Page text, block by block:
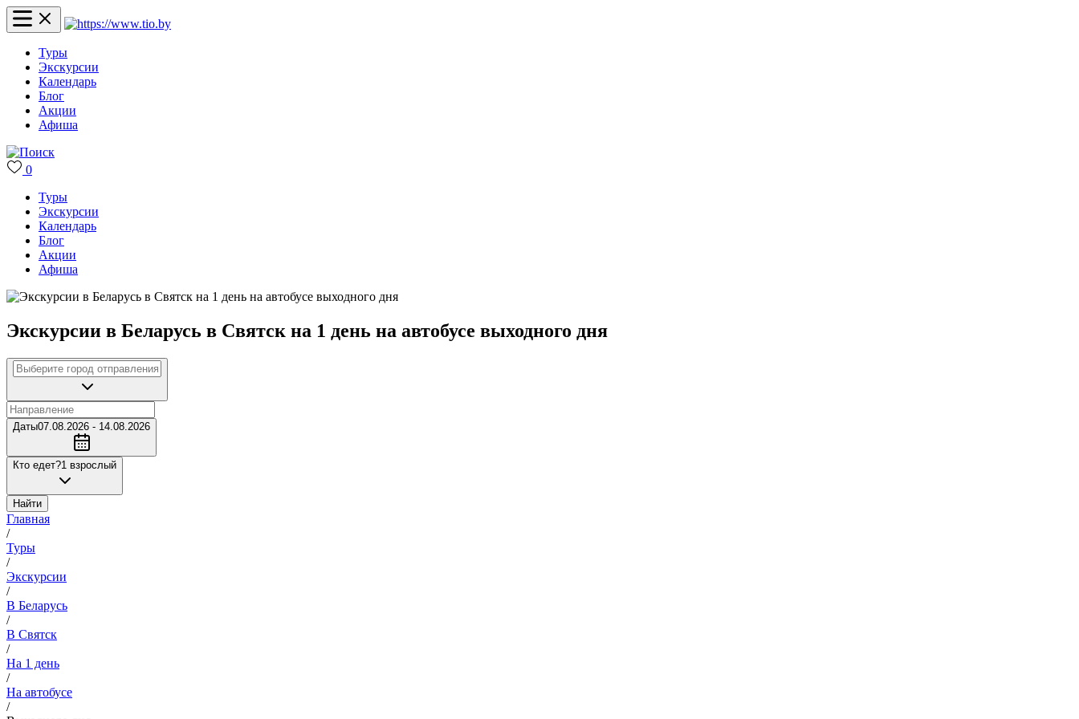
Туры
Экскурсии
Календарь
Блог
Акции
Афиша
0
Туры
Экскурсии
Календарь
Блог
Акции
Афиша
Экскурсии в Беларусь в Святск на 1 день на автобусе выходного дня
Даты07.08.2026 - 14.08.2026
Кто едет?1 взрослый
Найти
Главная
/
Туры
/
Экскурсии
/
В Беларусь
/
В Святск
/
На 1 день
/
На автобусе
/